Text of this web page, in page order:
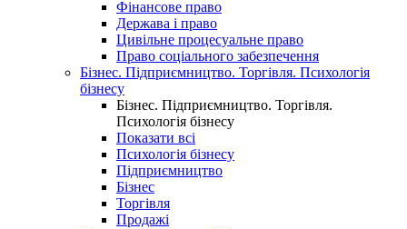
Фінансове право
Держава і право
Цивільне процесуальне право
Право соціального забезпечення
Бізнес. Підприємництво. Торгівля. Психологія
бізнесу
Бізнес. Підприємництво. Торгівля.
Психологія бізнесу
Показати всі
Психологія бізнесу
Підприємництво
Бізнес
Торгівля
Продажі